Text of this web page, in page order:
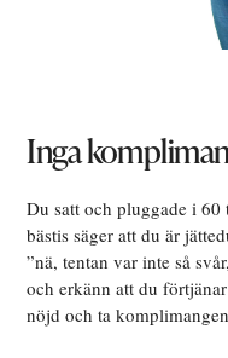
Inga
Du satt och pluggade i
bästis säger att du är
”nä, tentan var inte så
och erkänn att du
nöjd och ta